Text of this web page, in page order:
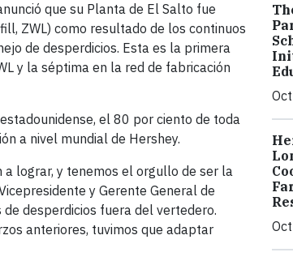
que su Planta de El Salto fue
ZWL) como resultado de los continuos
de desperdicios. Esta es la primera
y la séptima en la red de fabricación
el 80 por ciento de toda
a nivel mundial de Hershey.
a lograr, y tenemos el orgullo de ser la
y Gerente General de
desperdicios fuera del vertedero.
anteriores, tuvimos que adaptar